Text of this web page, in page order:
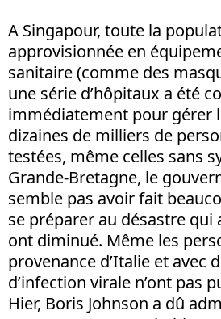
A Singapour, toute la
approvisionnée en
sanitaire (comme des
une série d’hôpitaux a été
immédiatement pour gérer
dizaines de milliers de
testées, même celles sans
Grande-Bretagne, le
semble pas avoir fait
se préparer au désastre qui
ont diminué. Même les
provenance d’Italie et avec
d’infection virale n’ont pas
Hier, Boris Johnson a dû